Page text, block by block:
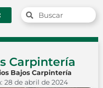
Carpintería
Bajos Carpintería
28 de abril de 2024